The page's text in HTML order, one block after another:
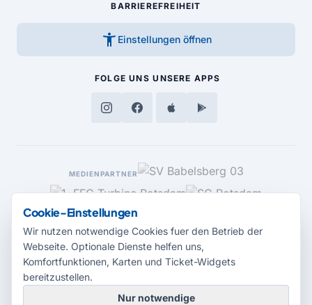
BARRIEREFREIHEIT
accessibility_new Einstellungen öffnen
FOLGE UNS UNSERE APPS
MEDIENPARTNER
Cookie-Einstellungen
Wir nutzen notwendige Cookies fuer den Betrieb der
Webseite. Optionale Dienste helfen uns,
Komfortfunktionen, Karten und Ticket-Widgets
bereitzustellen.
Nur notwendige